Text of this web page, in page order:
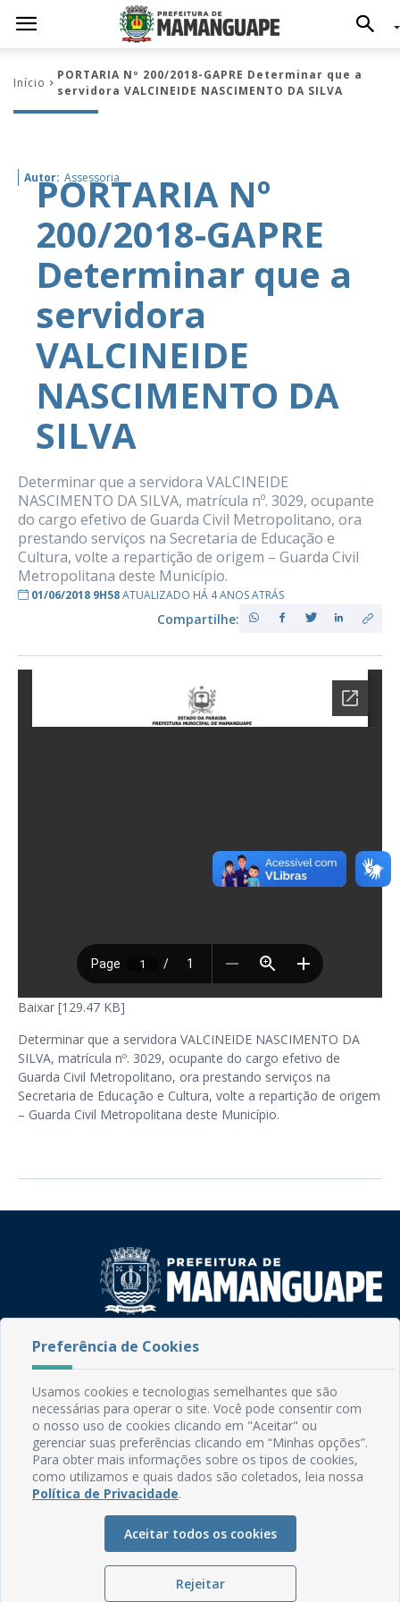
Início
PORTARIA Nº 200/2018-GAPRE Determinar que a
servidora VALCINEIDE NASCIMENTO DA SILVA
Autor: Assessoria
PORTARIA Nº
200/2018-GAPRE
Determinar que a
servidora
VALCINEIDE
NASCIMENTO DA
SILVA
Determinar que a servidora VALCINEIDE
NASCIMENTO DA SILVA, matrícula nº. 3029, ocupante
do cargo efetivo de Guarda Civil Metropolitano, ora
prestando serviços na Secretaria de Educação e
Cultura, volte a repartição de origem – Guarda Civil
Metropolitana deste Município.
01/06/2018 9H58ATUALIZADO HÁ 4 ANOS ATRÁS
Compartilhe:
Baixar [129.47 KB]
Determinar que a servidora VALCINEIDE NASCIMENTO DA
SILVA, matrícula nº. 3029, ocupante do cargo efetivo de
Guarda Civil Metropolitano, ora prestando serviços na
Secretaria de Educação e Cultura, volte a repartição de origem
– Guarda Civil Metropolitana deste Município.
Rua do Imperador, 78, Centro
Email: comunicacao@mamanguape.pb.gov.br
Expediente: Segunda à Sexta, das 08h às 13h
Mapa do Site
Perguntas frequentes
Manual de Navegação
Glossário
Ouvidoria
Serviços Internos
Preferência de Cookies
Usamos cookies e tecnologias semelhantes que são
necessárias para operar o site. Você pode consentir com
o nosso uso de cookies clicando em "Aceitar" ou
gerenciar suas preferências clicando em “Minhas opções”.
Para obter mais informações sobre os tipos de cookies,
como utilizamos e quais dados são coletados, leia nossa
Política de Privacidade.
Aceitar todos os cookies
Rejeitar